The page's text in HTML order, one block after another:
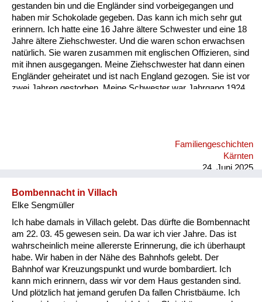
gestanden bin und die Engländer sind vorbeigegangen und
haben mir Schokolade gegeben. Das kann ich mich sehr gut
erinnern. Ich hatte eine 16 Jahre ältere Schwester und eine 18
Jahre ältere Ziehschwester. Und die waren schon erwachsen
natürlich. Sie waren zusammen mit englischen Offizieren, sind
mit ihnen ausgegangen. Meine Ziehschwester hat dann einen
Engländer geheiratet und ist nach England gezogen. Sie ist vor
zwei Jahren gestorben. Meine Schwester war Jahrgang 1924,
Familiengeschichten
Kärnten
24. Juni 2025
Bombennacht in Villach
Elke Sengmüller
Ich habe damals in Villach gelebt. Das dürfte die Bombennacht
am 22. 03. 45 gewesen sein. Da war ich vier Jahre. Das ist
wahrscheinlich meine allererste Erinnerung, die ich überhaupt
habe. Wir haben in der Nähe des Bahnhofs gelebt. Der
Bahnhof war Kreuzungspunkt und wurde bombardiert. Ich
kann mich erinnern, dass wir vor dem Haus gestanden sind.
Und plötzlich hat jemand gerufen Da fallen Christbäume. Ich